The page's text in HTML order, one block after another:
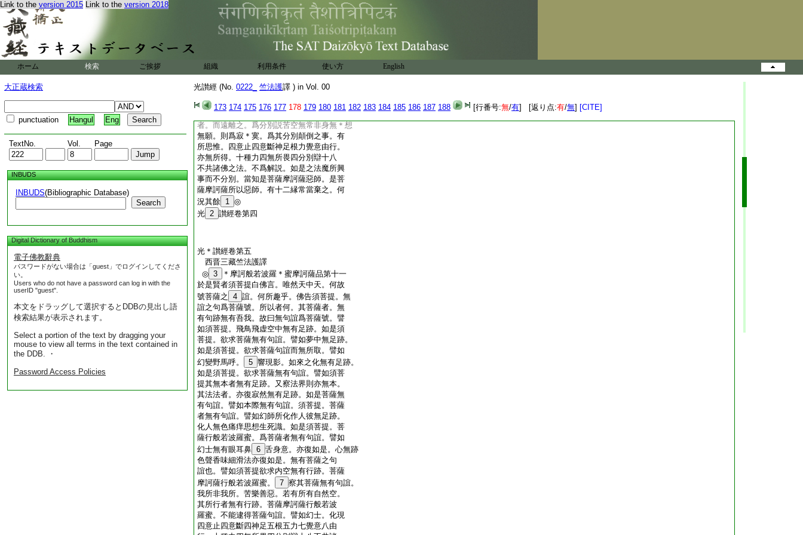
Link to the version 2015 Link to the version 2018
ホーム 検索 ご挨拶 組織 利用条件 使い方 English
大正蔵検索
punctuation Hangul Eng
TextNo. Vol. Page
INBUDS
INBUDS(Bibliographic Database)
Search
Digital Dictionary of Buddhism
電子佛教辭典
パスワードがない場合は「guest」でログインしてくださ
い。
Users who do not have a password can log in with the
userID "guest".
本文をドラッグして選択するとDDBの見出し語
検索結果が表示されます。
Select a portion of the text by dragging your
mouse to view all terms in the text contained in
the DDB. ・
Password Access Policies
光讃經 (No. 0222_ 竺法護譯 ) in Vol. 00
173 174 175 176 177 178 179 180 181 182 183 184 185 186 187 188 [行番号:無/有] [返り点:有/無] [CITE]
聞地。何所造求。不如於是自求滅度。用阿
耨多羅三耶三菩阿惟三佛乎。當知是菩薩
摩訶薩惡師。復次須菩提。菩薩摩訶薩惡師
者。弊魔波旬化作父母形像。往詣菩薩摩訶
薩所。而謂之言。此善男子已得證須陀洹果
斯陀含果阿那含果阿羅漢果。而精進行阿
耨多羅三藐三菩提阿惟三佛。乃往古世不
可計會
無央數劫。周旋生死布施手足而修
精進。不爲分別。如是色像無所益誼。當知
12 是菩薩摩訶薩惡師。復次須菩提。菩薩摩
者。而遠離之。爲分別説苦空無常非身無＊想
無願。則爲寂＊寞。爲其分別顛倒之事。有
所思惟。四意止四意斷神足根力覺意由行。
亦無所得。十種力四無所畏四分別辯十八
不共諸佛之法。不爲解説。如是之法魔所興
事而不分別。當知是菩薩摩訶薩惡師。是菩
薩摩訶薩所以惡師。有十二縁常當棄之。何
況其餘 1 ◎
光 2 讃經卷第四
光＊讃經卷第五
西晋三藏竺法護譯
◎ 3
＊摩訶般若波羅＊蜜摩訶薩品第十一
於是賢者須菩提白佛言。唯然天中天。何故
號菩薩之
4 誼。何所趣乎。佛告須菩提。無
誼之句爲菩薩號。所以者何。其菩薩者。無
有句跡無有吾我。故曰無句誼爲菩薩號。譬
如須菩提。飛鳥飛虚空中無有足跡。如是須
菩提。欲求菩薩無有句誼。譬如夢中無足跡。
如是須菩提。欲求菩薩句誼而無所取。譬如
幻變野馬呼。
5 響現影。如來之化無有足跡。
如是須菩提。欲求菩薩無有句誼。譬如須菩
提其無本者無有足跡。又察法界則亦無本。
其法法者。亦復寂然無有足跡。如是菩薩無
有句誼。譬如本際無有句誼。須菩提。菩薩
者無有句誼。譬如幻師所化作人彼無足跡。
化人無色痛痒思想生死識。如是須菩提。菩
薩行般若波羅蜜。爲菩薩者無有句誼。譬如
幻士無有眼耳鼻 6 舌身意。亦復如是。心無跡
色聲香味細滑法亦復如是。無有菩薩之句
誼也。譬如須菩提欲求内空無有行跡。菩薩
摩訶薩行般若波羅蜜。
7 察其菩薩無有句誼。
我所非我所。苦樂善惡。若有所有自然空。
其所行者無有行跡。菩薩摩訶薩行般若波
羅蜜。不能逮得菩薩句誼。譬如幻士。化現
四意止四意斷四神足五根五力七覺意八由